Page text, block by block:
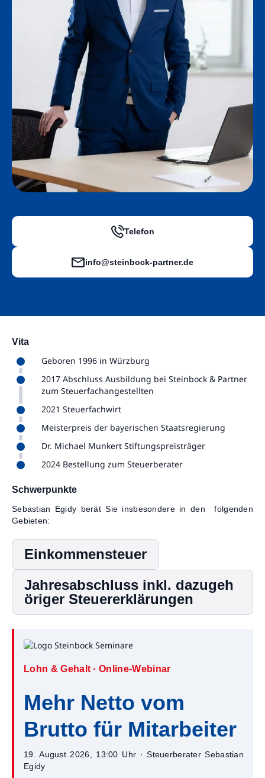
Telefon
info@steinbock-partner.de
Vita
Geboren 1996 in Würzburg
2017 Abschluss Ausbildung bei Steinbock & Partner
zum Steuerfachangestellten
2021 Steuerfachwirt
Meisterpreis der bayerischen Staatsregierung
Dr. Michael Munkert Stiftungspreisträger
2024 Bestellung zum Steuerberater
Schwerpunkte
Sebastian Egidy berät Sie insbesondere in den folgenden
Gebieten:
Einkommensteuer
Jahresabschluss inkl. dazugeh
öriger Steuererklärungen
Lohn & Gehalt · Online-Webinar
Mehr Netto vom
Brutto für Mitarbeiter
19. August 2026, 13:00 Uhr · Steuerberater Sebastian
Egidy